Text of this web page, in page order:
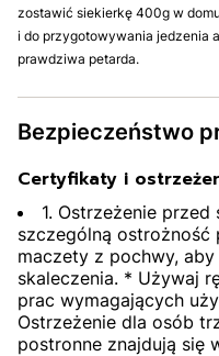
zostawić siekierkę 400g w
i do przygotowywania jedzenia
prawdziwa petarda.
Bezpieczeństwo
Certyfikaty i
1. Ostrzeżenie
szczególną ostrożność
maczety z pochwy,
skaleczenia. * Używaj
prac wymagających
Ostrzeżenie dla osób
postronne znajdują się